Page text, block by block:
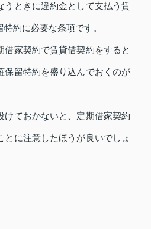
うときに違約金として支払う賃
約に必要な条項です。
借家契約で賃貸借契約をすると
保留特約を盛り込んでおくのが
けておかないと、定期借家契約
とに注意したほうが良いでしょ